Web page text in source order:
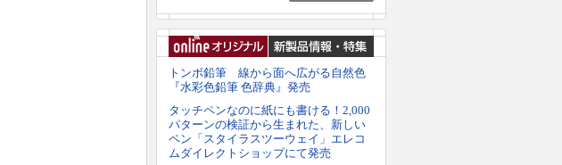
トンボ鉛筆 線から面へ広がる自然色
『水彩色鉛筆 色辞典』発売
タッチペンなのに紙にも書ける！2,000
パターンの検証から生まれた、新しい
ペン「スタイラスツーウェイ」エレコ
ムダイレクトショップにて発売